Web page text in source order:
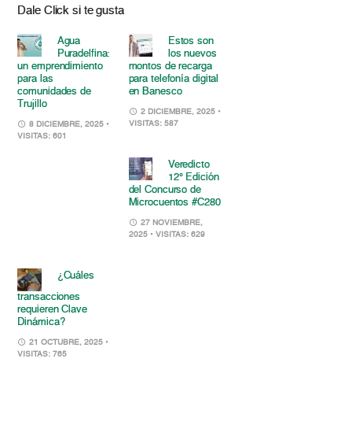
Dale Click si te gusta
Agua
Puradelfina:
un emprendimiento
para las
comunidades de
Trujillo
8 DICIEMBRE, 2025 •
VISITAS: 601
Estos son
los nuevos
montos de recarga
para telefonía digital
en Banesco
2 DICIEMBRE, 2025 •
VISITAS: 587
Veredicto
12° Edición
del Concurso de
Microcuentos #C280
27 NOVIEMBRE,
2025 • VISITAS: 629
¿Cuáles
transacciones
requieren Clave
Dinámica?
21 OCTUBRE, 2025 •
VISITAS: 765